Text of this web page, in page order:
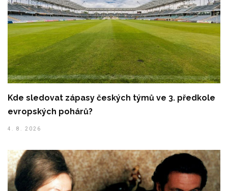
Kde sledovat zápasy českých týmů ve 3. předkole
evropských pohárů?
4. 8. 2026